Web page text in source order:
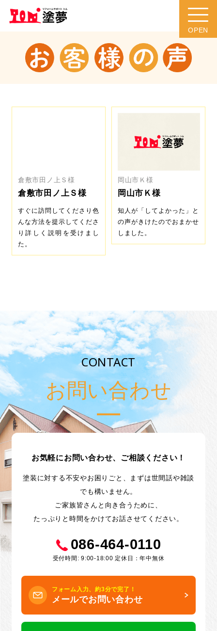
倉敷市田ノ上Ｓ様
倉敷市田ノ上Ｓ様
すぐに訪問してくださり色
んな方法を提示してくださ
り詳しく説明を受けまし
た。
岡山市Ｋ様
岡山市Ｋ様
知人が「してよかった」と
の声がきけたのでおまかせ
しました。
CONTACT
お問い合わせ
お気軽にお問い合わせ、ご相談ください！
塗装に対する不安やお困りごと、まずは世間話や雑談
でも構いません。
ご家族皆さんと向き合うために、
たっぷりと時間をかけてお話させてください。
086-464-0110
受付時間: 9:00-18:00 定休日：年中無休
フォーム入力、約3分で完了！
メールでお問い合わせ